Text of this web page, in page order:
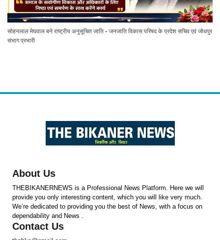
सोहनलाल मेघवाल बने राष्ट्रीय अनुसूचित जाति - जनजाति विकास परिषद के प्रदेश सचिव एवं जोधपुर
संभाग प्रभारी
About Us
THEBIKANERNEWS is a Professional News Platform. Here we will
provide you only interesting content, which you will like very much.
We’re dedicated to providing you the best of News, with a focus on
dependability and News .
Contact Us